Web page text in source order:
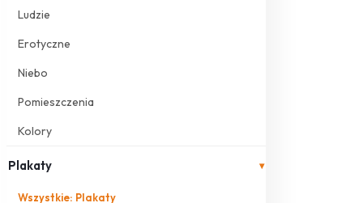
Ludzie
Erotyczne
Niebo
Pomieszczenia
Kolory
Plakaty ▾
Wszystkie: Plakaty